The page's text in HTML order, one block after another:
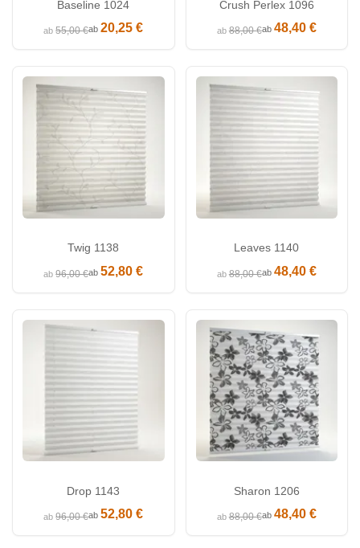
Baseline 1024
ab55,00 €ab20,25 €
Crush Perlex 1096
ab88,00 €ab 48,40 €
Twig 1138
ab96,00 €ab52,80 €
Leaves 1140
ab88,00 €ab 48,40 €
Drop 1143
ab96,00 €ab52,80 €
Sharon 1206
ab88,00 €ab 48,40 €